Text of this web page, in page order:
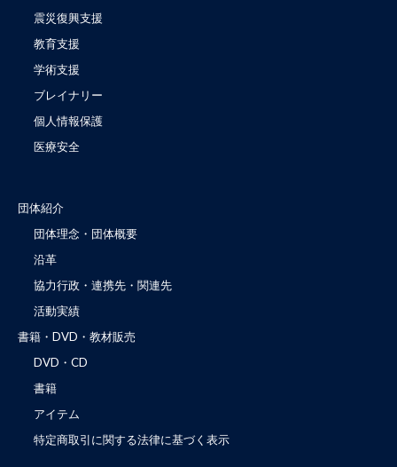
震災復興支援
教育支援
学術支援
ブレイナリー
個人情報保護
医療安全
団体紹介
団体理念・団体概要
沿革
協力行政・連携先・関連先
活動実績
書籍・DVD・教材販売
DVD・CD
書籍
アイテム
特定商取引に関する法律に基づく表示